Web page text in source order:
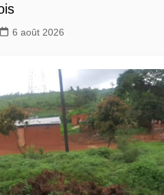
6 août 2026